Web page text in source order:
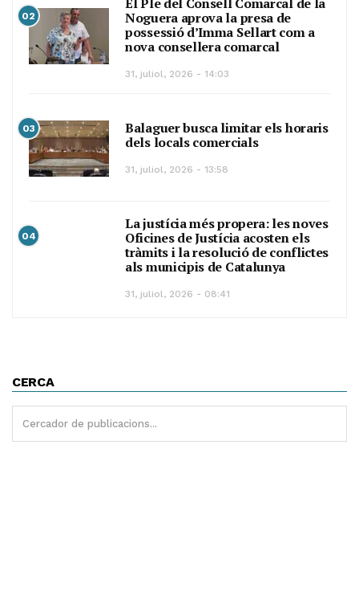
02
Noguera aprova la presa de
possessió d’Imma Sellart com a
nova consellera comarcal
31, juliol, 2026 - 14:03
03
Balaguer busca limitar els horaris
dels locals comercials
31, juliol, 2026 - 13:58
04
La justícia més propera: les noves
Oficines de Justícia acosten els
tràmits i la resolució de conflictes
als municipis de Catalunya
31, juliol, 2026 - 08:41
CERCA